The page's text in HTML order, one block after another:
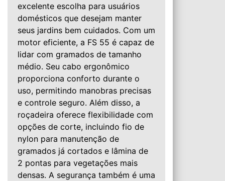
excelente escolha para usuários
domésticos que desejam manter
seus jardins bem cuidados. Com um
motor eficiente, a FS 55 é capaz de
lidar com gramados de tamanho
médio. Seu cabo ergonômico
proporciona conforto durante o
uso, permitindo manobras precisas
e controle seguro. Além disso, a
roçadeira oferece flexibilidade com
opções de corte, incluindo fio de
nylon para manutenção de
gramados já cortados e lâmina de
2 pontas para vegetações mais
densas. A segurança também é uma